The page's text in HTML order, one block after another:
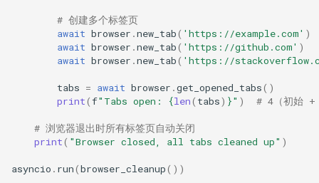
# 创建多个标签页
await browser .new_tab( 'https://example.com' )
await browser .new_tab( 'https://github.com' )
await browser .new_tab( 'https://
tabs = await browser .get_opened_tabs()
print(f"Tabs open: {len( tabs) }" ) # 4（初始 +
# 浏览器退出时所有标签页自动关闭
print( "Browser closed, all tabs cleaned up" )
asyncio . run(browser_cleanup())